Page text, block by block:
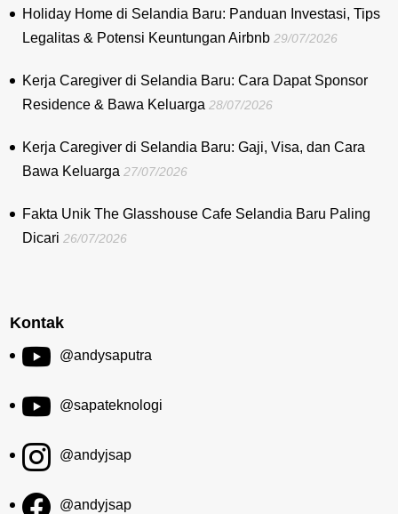
Holiday Home di Selandia Baru: Panduan Investasi, Tips
Legalitas & Potensi Keuntungan Airbnb 29/07/2026
Kerja Caregiver di Selandia Baru: Cara Dapat Sponsor
Residence & Bawa Keluarga 28/07/2026
Kerja Caregiver di Selandia Baru: Gaji, Visa, dan Cara
Bawa Keluarga 27/07/2026
Fakta Unik The Glasshouse Cafe Selandia Baru Paling
Dicari 26/07/2026
Kontak
@andysaputra
@sapateknologi
@andyjsap
@andyjsap